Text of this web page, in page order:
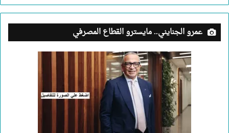
عمرو الجنايني.. مايسترو القطاع المصرفي